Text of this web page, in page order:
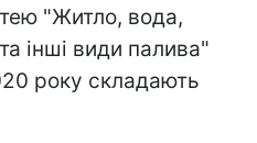
"Житло, вода,
інші види палива"
року складають